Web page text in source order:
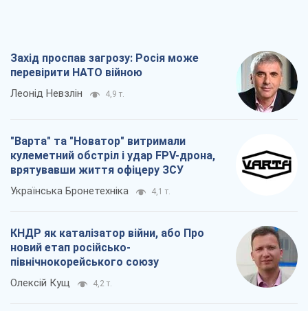
Захід проспав загрозу: Росія може
перевірити НАТО війною
Леонід Невзлін 4,9 т.
"Варта" та "Новатор" витримали
кулеметний обстріл і удар FPV-дрона,
врятувавши життя офіцеру ЗСУ
Українська Бронетехніка 4,1 т.
КНДР як каталізатор війни, або Про
новий етап російсько-
північнокорейського союзу
Олексій Кущ 4,2 т.